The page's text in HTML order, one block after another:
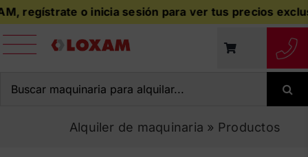
Saltar
al
contenido
inicia sesión para ver tus precios exclusivos al
Alquiler de maquinaria » Productos